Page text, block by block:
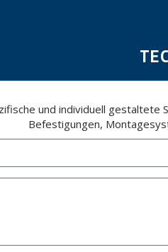
und individuell gestaltete
Befestigungen,